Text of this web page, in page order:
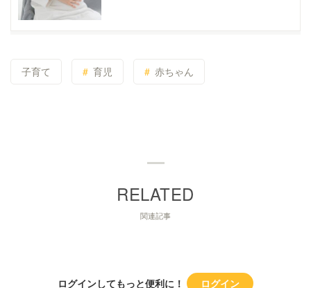
子育て 育児 赤ちゃん
関連記事
ログインしてもっと便利に！ ログイン